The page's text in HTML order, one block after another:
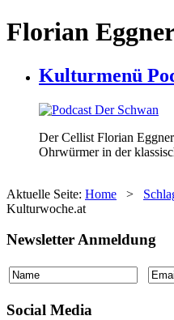
Florian
Kulturmenü
Der Cellist Florian
Ohrwürmer in der
Aktuelle Seite: Home >
Kulturwoche.at
Newsletter Anmeldung
Social Media